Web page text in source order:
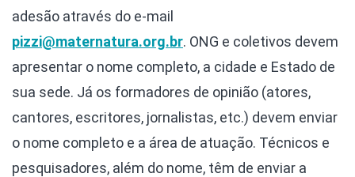
adesão através do e-mail
pizzi@maternatura.org.br. ONG e coletivos devem
apresentar o nome completo, a cidade e Estado de
sua sede. Já os formadores de opinião (atores,
cantores, escritores, jornalistas, etc.) devem enviar
o nome completo e a área de atuação. Técnicos e
pesquisadores, além do nome, têm de enviar a